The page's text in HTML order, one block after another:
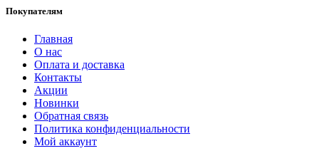
Покупателям
Главная
О нас
Оплата и доставка
Контакты
Акции
Новинки
Обратная связь
Политика конфиденциальности
Мой аккаунт